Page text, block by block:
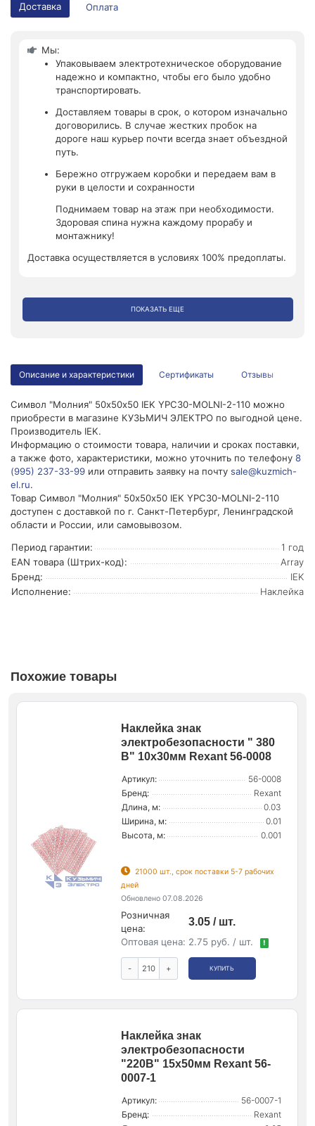
Доставка Оплата
Мы:
Упаковываем электротехническое оборудование
надежно и компактно, чтобы его было удобно
транспортировать.
Доставляем товары в срок, о котором изначально
договорились. В случае жестких пробок на
дороге наш курьер почти всегда знает объездной
путь.
Бережно отгружаем коробки и передаем вам в
руки в целости и сохранности
Поднимаем товар на этаж при необходимости.
Здоровая спина нужна каждому прорабу и
монтажнику!
Доставка осуществляется в условиях 100% предоплаты.
ПОКАЗАТЬ ЕЩЕ
Описание и характеристики Сертификаты Отзывы
Символ "Молния" 50х50х50 IEK YPC30-MOLNI-2-110 можно
приобрести в магазине КУЗЬМИЧ ЭЛЕКТРО по выгодной цене.
Производитель IEK.
Информацию о стоимости товара, наличии и сроках поставки,
а также фото, характеристики, можно уточнить по телефону 8
(995) 237-33-99 или отправить заявку на почту sale@kuzmich-
el.ru.
Товар Символ "Молния" 50х50х50 IEK YPC30-MOLNI-2-110
доступен с доставкой по г. Санкт-Петербург, Ленинградской
области и России, или самовывозом.
Период гарантии:
1 год
EAN товара (Штрих-код):
Array
Бренд:
IEK
Исполнение:
Наклейка
Похожие товары
Наклейка знак
электробезопасности " 380
В" 10х30мм Rexant 56-0008
Артикул:
56-0008
Бренд:
Rexant
Длина, м:
0.03
Ширина, м:
0.01
Высота, м:
0.001
21000 шт., срок поставки 5-7 рабочих
дней
Обновлено 07.08.2026
Розничная
цена:
3.05 / шт.
Оптовая цена: 2.75 руб. / шт. !
- + КУПИТЬ
Наклейка знак
электробезопасности
"220В" 15х50мм Rexant 56-
0007-1
Артикул:
56-0007-1
Бренд:
Rexant